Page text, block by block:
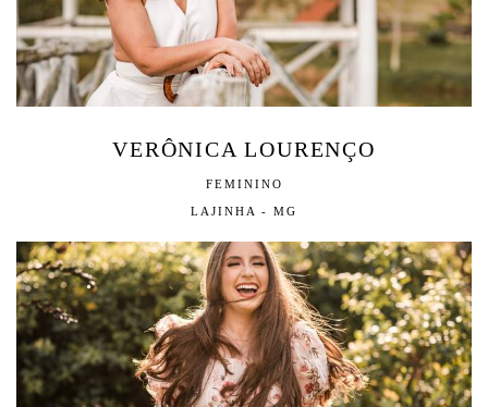
VERÔNICA LOURENÇO
FEMININO
LAJINHA - MG